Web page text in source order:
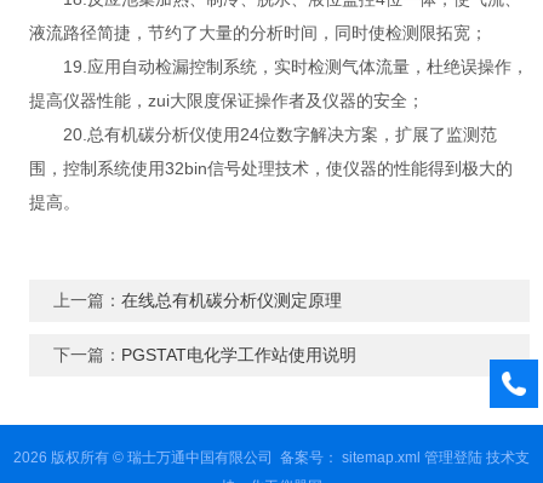
液流路径简捷，节约了大量的分析时间，同时使检测限拓宽；
19.应用自动检漏控制系统，实时检测气体流量，杜绝误操作，
提高仪器性能，zui大限度保证操作者及仪器的安全；
20.总有机碳分析仪使用24位数字解决方案，扩展了监测范
围，控制系统使用32bin信号处理技术，使仪器的性能得到极大的
提高。
上一篇： 在线总有机碳分析仪测定原理
下一篇： PGSTAT电化学工作站使用说明
2026 版权所有 © 瑞士万通中国有限公司 备案号： sitemap.xml 管理登陆技术支